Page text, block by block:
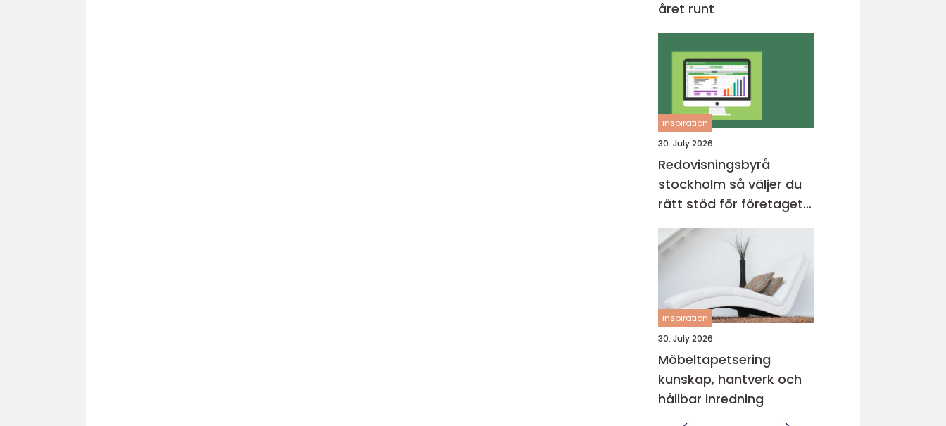
året runt
inspiration
30. July 2026
Redovisningsbyrå
stockholm så väljer du
rätt stöd för företagets
ekonomi
inspiration
30. July 2026
Möbeltapetsering
kunskap, hantverk och
hållbar inredning